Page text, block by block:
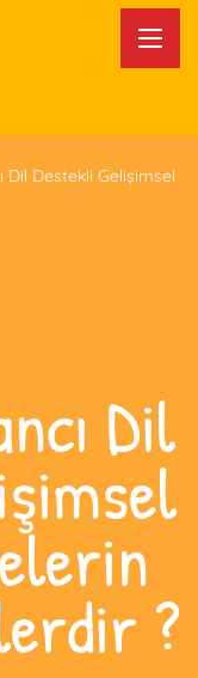
Dil Destekli Gelişimsel
Dil
?